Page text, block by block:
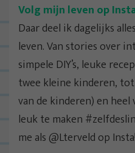
Volg mijn leven op
Daar deel ik dagelijks
leven. Van stories over
simpele DIY’s, leuke
twee kleine kinderen, tot
van de kinderen) en
leuk te maken
me als @Lterveld op Insta!